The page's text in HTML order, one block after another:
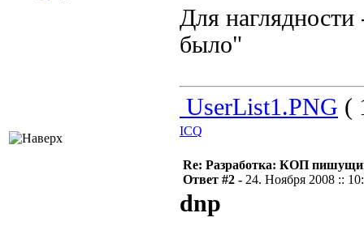
Для
было"
UserList1.PNG (
ICQ
Re: Разработка: КОП
Ответ #2 - 24. Ноября 2008 ::
dnp